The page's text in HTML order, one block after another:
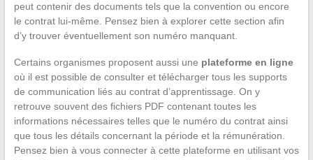
peut contenir des documents tels que la convention ou encore
le contrat lui-même. Pensez bien à explorer cette section afin
d’y trouver éventuellement son numéro manquant.
Certains organismes proposent aussi une plateforme en ligne
où il est possible de consulter et télécharger tous les supports
de communication liés au contrat d’apprentissage. On y
retrouve souvent des fichiers PDF contenant toutes les
informations nécessaires telles que le numéro du contrat ainsi
que tous les détails concernant la période et la rémunération.
Pensez bien à vous connecter à cette plateforme en utilisant vos